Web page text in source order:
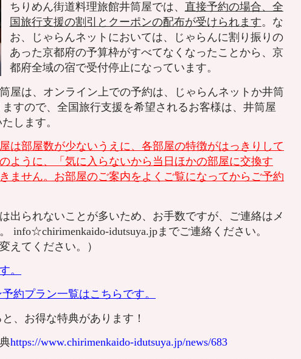
ちりめん街道料理旅館井筒屋では、 直接予約の場合、全
国旅行支援の割引とクーポンの配布が受けられます。な
お、じゃらんネットにおいては、じゃらんに割り振りの
あった京都府の予算枠がすべてなくなったことから、京
都府全域の宿で受付停止になっています。
屋は、オンライン上での予約は、じゃらんネットか井筒
すので、全国旅行支援を希望されるお客様は、井筒屋
します。
は部屋数が少ないうえに、各部屋の特徴がはっきりして
ように、「気に入らないから当日ほかの部屋に交換す
ません。お部屋のご案内をよくご覧になってからご予約
出られないことが多いため、お手数ですが、ご連絡はメ
info☆chirimenkaido-idutsuya.jpまでご連絡ください。
えてください。）
。
約プラン一覧はこちらです。
、お得な特典があります！
https://www.chirimenkaido-idutsuya.jp/news/683